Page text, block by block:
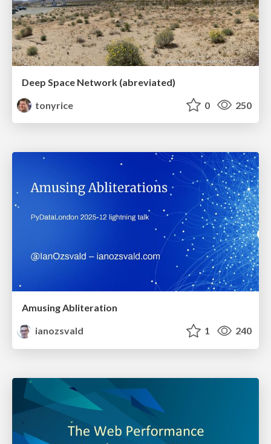
Deep Space Network (abreviated)
tonyrice
0 250
Amusing Abliteration
ianozsvald
1 240